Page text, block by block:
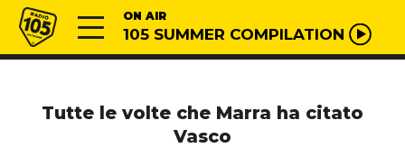
Vai al contenuto
Radio 105 ON AIR
105 SUMMER COMPILATION
Tutte le volte che Marra ha citato
Vasco